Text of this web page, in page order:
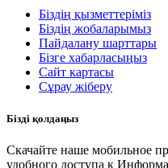
Біздің қызметтеріміз
Біздің жобаларымыз
Пайдалану шарттары
Бізге хабарласыңыз
Сайт картасы
Сұрау жіберу
Бізді қолдаңыз
Скачайте наше мобильное
удобного доступа к